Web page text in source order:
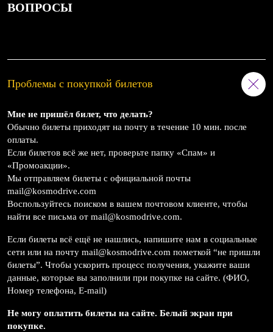
ВОПРОСЫ
Проблемы с покупкой билетов
Мне не пришёл билет, что делать?
Обычно билеты приходят на почту в течение 10 мин. после
оплаты.
Если билетов всё же нет, проверьте папку «Спам» и
«Промоакции».
Мы отправляем билеты с официальной почты
mail@kosmodrive.com
Воспользуйтесь поиском в вашем почтовом клиенте, чтобы
найти все письма от mail@kosmodrive.com.
Если билеты всё ещё не нашлись, напишите нам в социальные
сети или на почту mail@kosmodrive.com пометкой “не пришли
билеты”. Чтобы ускорить процесс получения, укажите ваши
данные, которые вы заполнили при покупке на сайте. (ФИО,
Номер телефона, E-mail)
Не могу оплатить билеты на сайте. Белый экран при
покупке.